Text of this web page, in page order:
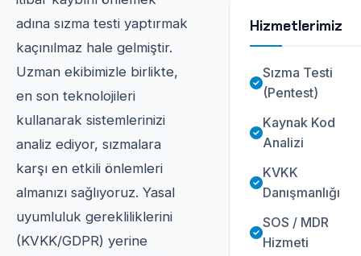
adına sızma testi yaptırmak
kaçınılmaz hale gelmiştir.
Uzman ekibimizle birlikte,
en son teknolojileri
kullanarak sistemlerinizi
analiz ediyor, sızmalara
karşı en etkili önlemleri
almanızı sağlıyoruz. Yasal
uyumluluk gerekliliklerini
(KVKK/GDPR) yerine
Hizmetlerimiz
Sızma Testi
(Pentest)
Kaynak Kod
Analizi
KVKK
Danışmanlığı
SOS / MDR
Hizmeti